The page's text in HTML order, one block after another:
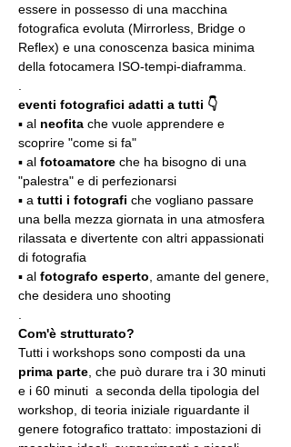
essere in possesso di una macchina
fotografica evoluta (Mirrorless, Bridge o
Reflex) e una conoscenza basica minima
della fotocamera ISO-tempi-diaframma.
eventi fotografici adatti a tutti 👇
▪️ al neofita che vuole apprendere e
scoprire "come si fa"
▪️ al fotoamatore che ha bisogno di una
"palestra" e di perfezionarsi
▪️ a tutti i fotografi che vogliano passare
una bella mezza giornata in una atmosfera
rilassata e divertente con altri appassionati
di fotografia
▪️ al fotografo esperto , amante del genere,
che desidera uno shooting
Com'è strutturato?
Tutti i workshops sono composti da una
prima parte , che può durare tra i 30 minuti
e i 60 minuti  a seconda della tipologia del
workshop, di teoria iniziale riguardante il
genere fotografico trattato: impostazioni di